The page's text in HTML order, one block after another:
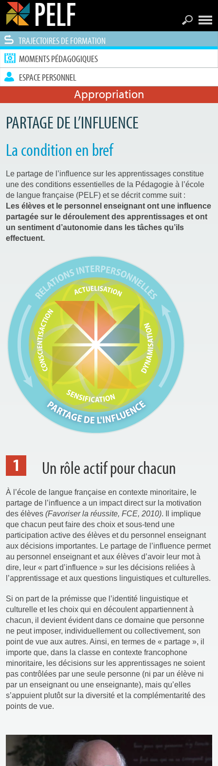
TRAJECTOIRES DE FORMATION
MOMENTS PÉDAGOGIQUES
ESPACE PERSONNEL
Appropriation
PARTAGE DE L’INFLUENCE
La condition en bref
Le partage de l’influence sur les apprentissages constitue
une des conditions essentielles de la Pédagogie à l’école
de langue française (PELF) et se décrit comme suit :
Les élèves et le personnel enseignant ont une influence
partagée sur le déroulement des apprentissages et ont
un sentiment d’autonomie dans les tâches qu’ils
effectuent.
1 Un rôle actif pour chacun
À l’école de langue française en contexte minoritaire, le
partage de l’influence a un impact direct sur la motivation
des élèves (Favoriser la réussite, FCE, 2010). Il implique
que chacun peut faire des choix et sous-tend une
participation active des élèves et du personnel enseignant
aux décisions importantes. Le partage de l’influence permet
au personnel enseignant et aux élèves d’avoir leur mot à
dire, leur « part d’influence » sur les décisions reliées à
l’apprentissage et aux questions linguistiques et culturelles.
Si on part de la prémisse que l’identité linguistique et
culturelle et les choix qui en découlent appartiennent à
chacun, il devient évident dans ce domaine que personne
ne peut imposer, individuellement ou collectivement, son
point de vue aux autres. Ainsi, en termes de « partage », il
importe que, dans la classe en contexte francophone
minoritaire, les décisions sur les apprentissages ne soient
pas contrôlées par une seule personne (ni par un élève ni
par un enseignant ou une enseignante), mais qu’elles
s’appuient plutôt sur la diversité et la complémentarité des
points de vue.